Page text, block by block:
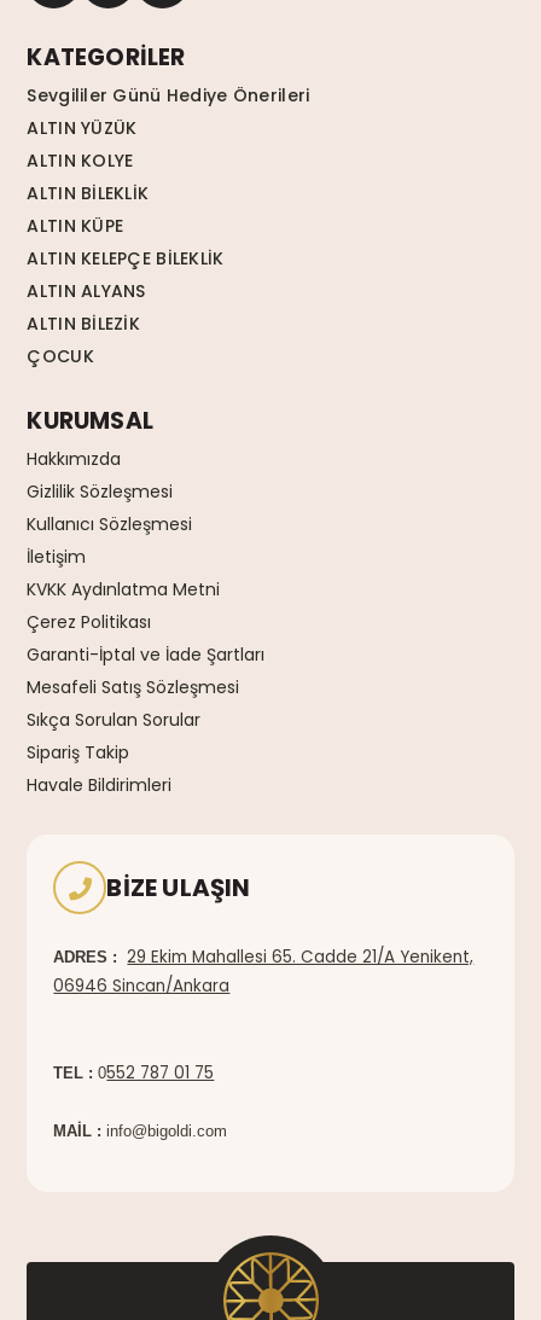
KATEGORİLER
Sevgililer Günü Hediye Önerileri
ALTIN YÜZÜK
ALTIN KOLYE
ALTIN BİLEKLİK
ALTIN KÜPE
ALTIN KELEPÇE BİLEKLİK
ALTIN ALYANS
ALTIN BİLEZİK
ÇOCUK
KURUMSAL
Hakkımızda
Gizlilik Sözleşmesi
Kullanıcı Sözleşmesi
İletişim
KVKK Aydınlatma Metni
Çerez Politikası
Garanti-İptal ve İade Şartları
Mesafeli Satış Sözleşmesi
Sıkça Sorulan Sorular
Sipariş Takip
Havale Bildirimleri
BIZE ULAŞIN
ADRES :
29 Ekim Mahallesi 65. Cadde 21/A Yenikent,
06946 Sincan/Ankara
TEL : 0552 787 01 75
MAİL :info@bigoldi.com